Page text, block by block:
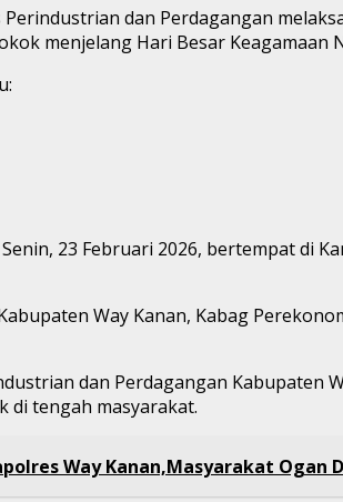
dan Perdagangan
menjelang Hari Besar Keagamaan
23 Februari 2026, bertempat di
Way Kanan, Kabag
dan Perdagangan Kabupaten
di tengah masyarakat.
Way Kanan,Masyarakat Ogan